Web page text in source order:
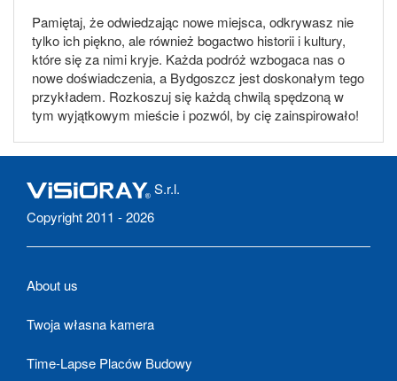
Pamiętaj, że odwiedzając nowe miejsca, odkrywasz nie
tylko ich piękno, ale również bogactwo historii i kultury,
które się za nimi kryje. Każda podróż wzbogaca nas o
nowe doświadczenia, a Bydgoszcz jest doskonałym tego
przykładem. Rozkoszuj się każdą chwilą spędzoną w
tym wyjątkowym mieście i pozwól, by cię zainspirowało!
S.r.l.
Copyright 2011 - 2026
About us
Twoja własna kamera
Time-Lapse Placów Budowy